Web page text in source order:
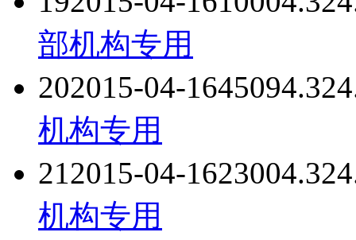
部机构专用
202015-04-1645094.32
机构专用
212015-04-1623004.32
机构专用